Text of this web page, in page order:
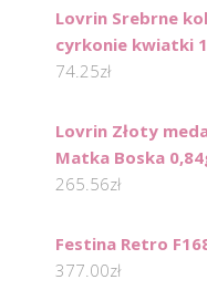
Lovrin Srebrne
cyrkonie kwiatki
74.25zł
Lovrin Złoty
Matka Boska
265.56zł
Festina Retro
377.00zł